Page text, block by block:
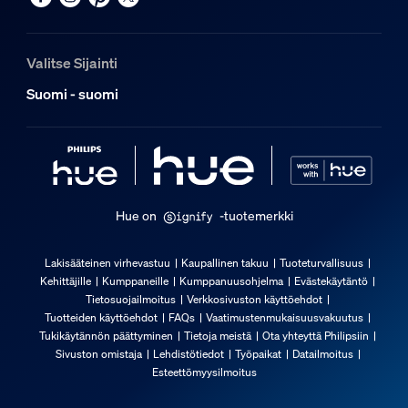
Kestävyys
25 000
Lisäominaisuus/lisävaruste mukana
Sisältää akut
Kyllä
Sisältää Hue-kytkimen
Kyllä
Integroitu LED
Valitse Sijainti
Suomi - suomi
Hue on -tuotemerkki
Lakisääteinen virhevastuu Kaupallinen takuu
Tuoteturvallisuus
Kehittäjille
Kumppaneille Kumppanuusohjelma
Evästekäytäntö
Tietosuojailmoitus
Verkkosivuston käyttöehdot
Tuotteiden käyttöehdot
FAQs
Vaatimustenmukaisuusvakuutus
Tukikäytännön päättyminen
Tietoja meistä
Ota yhteyttä Philipsiin
Sivuston omistaja
Lehdistötiedot Työpaikat
Datailmoitus
Esteettömyysilmoitus